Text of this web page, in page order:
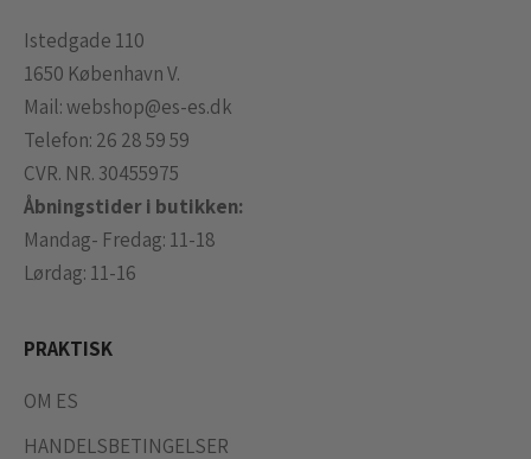
Istedgade 110
1650 København V.
Mail:webshop@es-es.dk
Telefon: 26 28 59 59
CVR. NR. 30455975
Åbningstider i butikken:
Mandag- Fredag: 11-18
Lørdag: 11-16
PRAKTISK
OM ES
HANDELSBETINGELSER